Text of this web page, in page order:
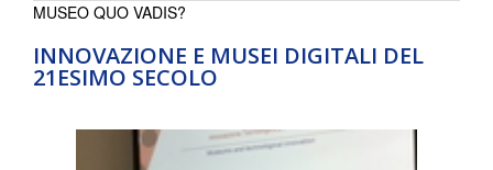
INNOVAZIONE E MUSEI DIGITALI DEL
21ESIMO SECOLO
MUSEO QUO VADIS?